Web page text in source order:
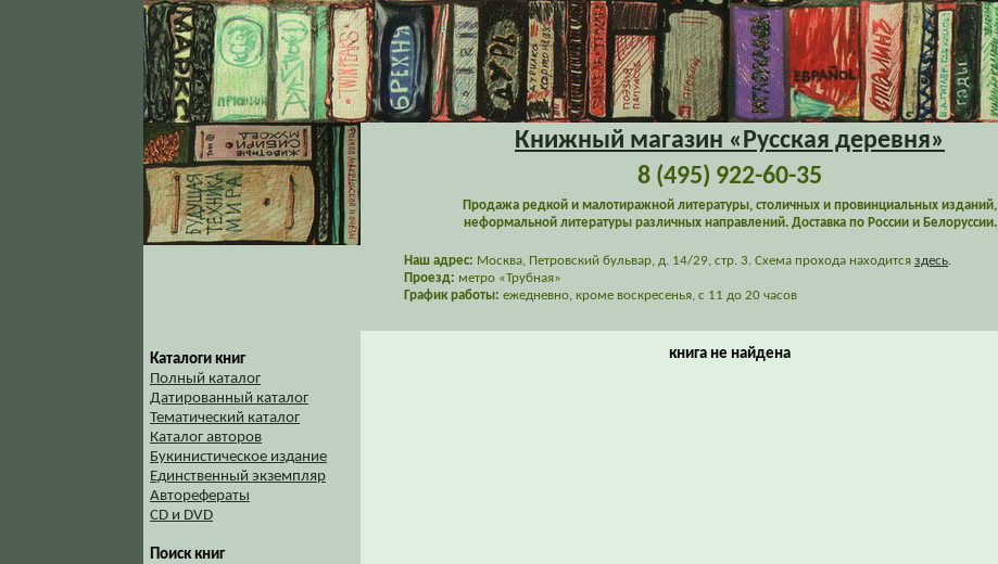
Книжный магазин «Русская деревня»
8 (495) 922-60-35
Продажа редкой и малотиражной литературы, столичных и провинциальных изданий,
неформальной литературы различных направлений. Доставка по России и Белоруссии.
Наш адрес: Москва, Петровский бульвар, д. 14/29, стр. 3. Схема прохода находится здесь.
Проезд: метро «Трубная»
График работы: ежедневно, кроме воскресенья, с 11 до 20 часов
Каталоги книг
Полный каталог
Датированный каталог
Тематический каталог
Каталог авторов
Букинистическое издание
Единственный экземпляр
Авторефераты
CD и DVD
Поиск книг
книга не найдена